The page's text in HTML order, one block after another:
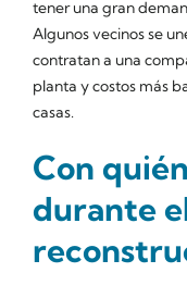
tener una gran
Algunos vecinos se
contratan a una
planta y costos más
casas.
Con
durante